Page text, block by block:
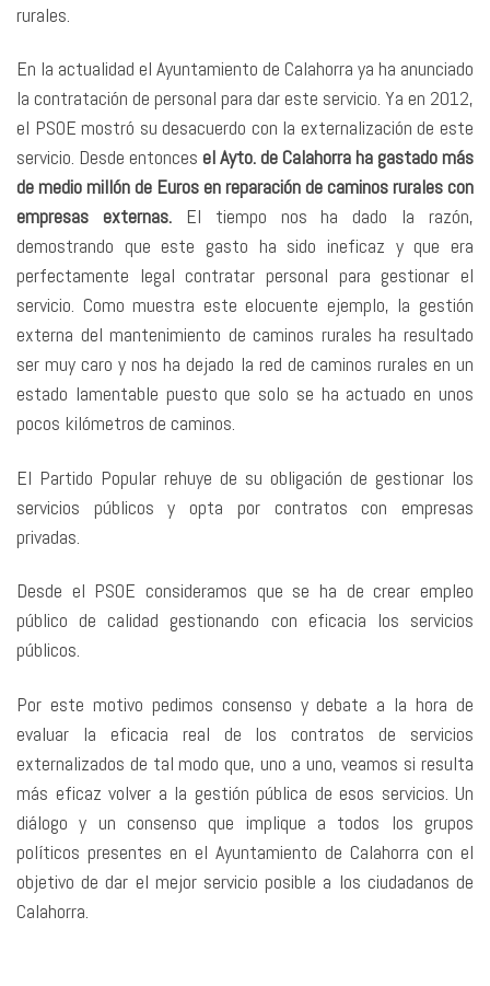
rurales.
En la actualidad el Ayuntamiento de Calahorra ya ha anunciado
la contratación de personal para dar este servicio. Ya en 2012,
el PSOE mostró su desacuerdo con la externalización de este
servicio. Desde entonces el Ayto. de Calahorra ha gastado más
de medio millón de Euros en reparación de caminos rurales con
empresas externas. El tiempo nos ha dado la razón,
demostrando que este gasto ha sido ineficaz y que era
perfectamente legal contratar personal para gestionar el
servicio. Como muestra este elocuente ejemplo, la gestión
externa del mantenimiento de caminos rurales ha resultado
ser muy caro y nos ha dejado la red de caminos rurales en un
estado lamentable puesto que solo se ha actuado en unos
pocos kilómetros de caminos.
El Partido Popular rehuye de su obligación de gestionar los
servicios públicos y opta por contratos con empresas
privadas.
Desde el PSOE consideramos que se ha de crear empleo
público de calidad gestionando con eficacia los servicios
públicos.
Por este motivo pedimos consenso y debate a la hora de
evaluar la eficacia real de los contratos de servicios
externalizados de tal modo que, uno a uno, veamos si resulta
más eficaz volver a la gestión pública de esos servicios. Un
diálogo y un consenso que implique a todos los grupos
políticos presentes en el Ayuntamiento de Calahorra con el
objetivo de dar el mejor servicio posible a los ciudadanos de
Calahorra.